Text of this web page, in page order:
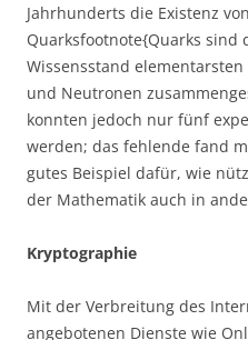
Jahrhunderts die Existenz
Quarksfootnote{Quarks sind
Wissensstand
und Neutronen
konnten jedoch nur fünf
werden; das fehlende fand
gutes Beispiel dafür, wie
der Mathematik auch in
Kryptographie
Mit der Verbreitung des
angebotenen Dienste wie